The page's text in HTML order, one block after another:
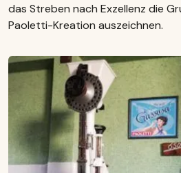
das Streben nach Exzellenz die
Paoletti-Kreation auszeichnen.